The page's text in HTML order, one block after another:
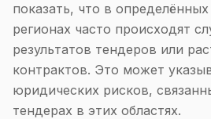
показать, что в
регионах часто происходят
результатов тендеров или
контрактов. Это может
юридических рисков,
тендерах в этих областях.